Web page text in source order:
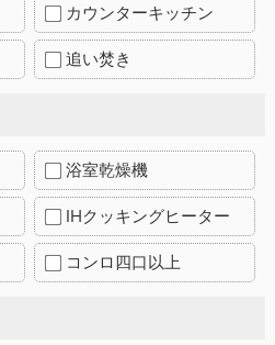
カウンターキッチン
追い焚き
浴室乾燥機
IHクッキングヒーター
コンロ四口以上